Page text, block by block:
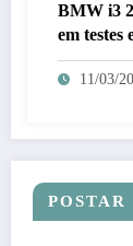
BMW i3
em testes
11/03/